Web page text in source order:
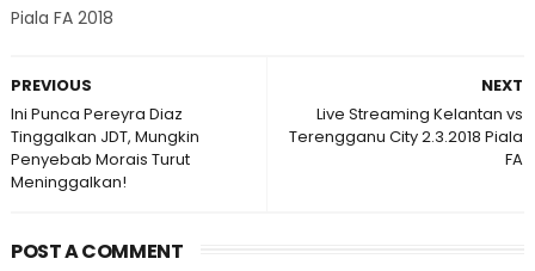
Piala FA 2018
NEXT
Live Streaming Kelantan vs
Terengganu City 2.3.2018 Piala
FA
PREVIOUS
Ini Punca Pereyra Diaz
Tinggalkan JDT, Mungkin
Penyebab Morais Turut
Meninggalkan!
POST A COMMENT